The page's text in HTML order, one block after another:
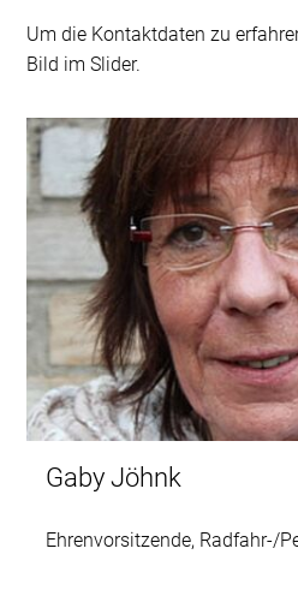
Um die Kontaktdaten zu
Bild im Slider.
Gaby Jöhnk
Ehrenvorsitzende, Radfahr-/